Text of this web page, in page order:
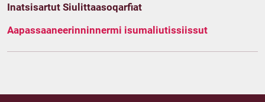
Inatsisartut Siulittaasoqarfiat
Aapassaaneerinninnermi isumaliutissiissut